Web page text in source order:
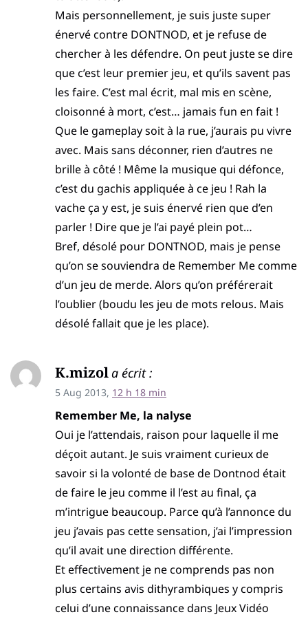
Mais personnellement, je suis juste super
énervé contre DONTNOD, et je refuse de
chercher à les défendre. On peut juste se dire
que c’est leur premier jeu, et qu’ils savent pas
les faire. C’est mal écrit, mal mis en scène,
cloisonné à mort, c’est… jamais fun en fait !
Que le gameplay soit à la rue, j’aurais pu vivre
avec. Mais sans déconner, rien d’autres ne
brille à côté ! Même la musique qui défonce,
c’est du gachis appliquée à ce jeu ! Rah la
vache ça y est, je suis énervé rien que d’en
parler ! Dire que je l’ai payé plein pot…
Bref, désolé pour DONTNOD, mais je pense
qu’on se souviendra de Remember Me comme
d’un jeu de merde. Alors qu’on préférerait
l’oublier (boudu les jeu de mots relous. Mais
désolé fallait que je les place).
K.mizola écrit :
5 Aug 2013, 12 h 18 min
Remember Me, la nalyse
Oui je l’attendais, raison pour laquelle il me
déçoit autant. Je suis vraiment curieux de
savoir si la volonté de base de Dontnod était
de faire le jeu comme il l’est au final, ça
m’intrigue beaucoup. Parce qu’à l’annonce du
jeu j’avais pas cette sensation, j’ai l’impression
qu’il avait une direction différente.
Et effectivement je ne comprends pas non
plus certains avis dithyrambiques y compris
celui d’une connaissance dans Jeux Vidéo